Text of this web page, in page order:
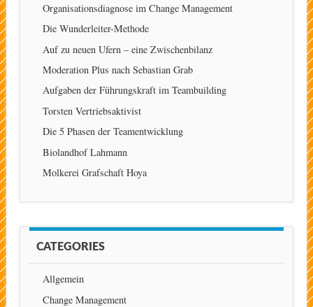
Organisationsdiagnose im Change Management
Die Wunderleiter-Methode
Auf zu neuen Ufern – eine Zwischenbilanz
Moderation Plus nach Sebastian Grab
Aufgaben der Führungskraft im Teambuilding
Torsten Vertriebsaktivist
Die 5 Phasen der Teamentwicklung
Biolandhof Lahmann
Molkerei Grafschaft Hoya
CATEGORIES
Allgemein
Change Management